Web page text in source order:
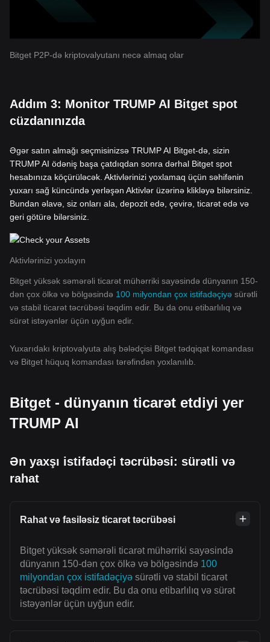
Bitget P2P-də kriptovalyutanı necə almaq olar
Addım 3: Monitor TRUMP AI Bitget spot
cüzdanınızda
Əgər satın almağı seçmisinizsə TRUMP AI Bitget-də, sizin
TRUMP AI ödəniş başa çatdıqdan sonra dərhal Bitget spot
hesabınıza köçürüləcək. Aktivlərinizi yoxlamaq üçün səhifənin
yuxarı sağ küncündə yerləşən Aktivlər üzərinə klikləyə bilərsiniz.
Bundan əlavə, siz onları ala, depozit edə, çevirə, ticarət edə və
geri götürə bilərsiniz.
Aktivlərinizi yoxlayın
Bitget yüksək səmərəli ticarət mühərriki sayəsində dünyanın 150-
dən çox ölkə və bölgəsində 100 milyondan çox istifadəçiyə sürətli
və stabil ticarət təcrübəsi təqdim edir. Bu da onu etibarlılıq və
sürət istəyənlər üçün uyğun edir.
Yuxarıdakı kriptovalyuta alış bələdçisi Bitget tədqiqat komandası
və Bitget hüquq komandası tərəfindən yoxlanılıb.
Bitget - dünyanın ticarət etdiyi yer
TRUMP AI
Ən yaxşı istifadəçi təcrübəsi: sürətli və
rahat
Rahat və fasiləsiz ticarət təcrübəsi
Bitget yüksək səmərəli ticarət mühərriki sayəsində
dünyanın 150-dən çox ölkə və bölgəsində 100
milyondan çox istifadəçiyə sürətli və stabil ticarət
təcrübəsi təqdim edir. Bu da onu etibarlılıq və sürət
istəyənlər üçün uyğun edir.